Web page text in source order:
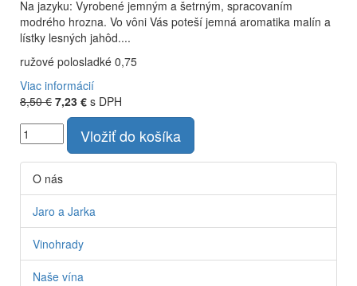
Na jazyku: Vyrobené jemným a šetrným, spracovaním
modrého hrozna. Vo vôni Vás poteší jemná aromatika malín a
lístky lesných jahôd....
ružové polosladké 0,75
Viac informácií
8,50 € 7,23 € s DPH
Vložiť do košíka
O nás
Jaro a Jarka
Vinohrady
Naše vína